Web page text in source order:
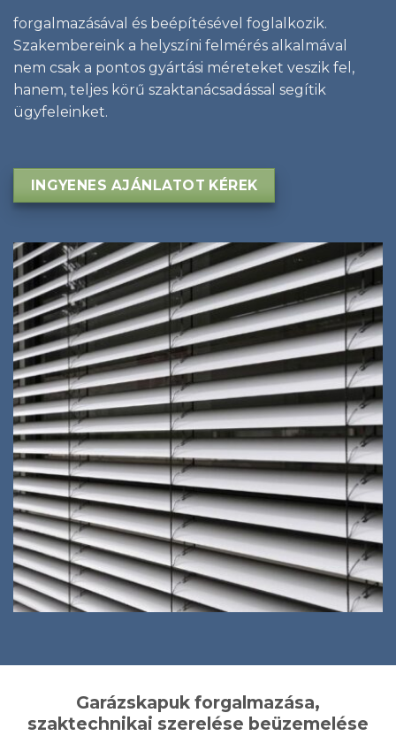
forgalmazásával és beépítésével foglalkozik.
Szakembereink a helyszíni felmérés alkalmával
nem csak a pontos gyártási méreteket veszik fel,
hanem, teljes körű szaktanácsadással segítik
ügyfeleinket.
INGYENES AJÁNLATOT KÉREK
Garázskapuk forgalmazása,
szaktechnikai szerelése beüzemelése